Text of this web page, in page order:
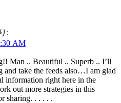
:
AM
Man .. Beautiful .. Superb .. I’ll
and take the feeds also…I am glad
information right here in the
out more strategies in this
sharing. . . . . .